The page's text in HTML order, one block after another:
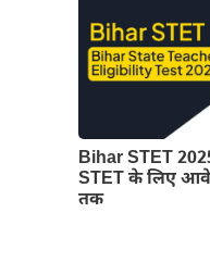
Bihar STET
STET के लिए
तक